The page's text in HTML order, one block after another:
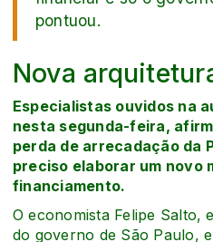
pontuou.
Nova
Especialistas ouvidos na
nesta segunda-feira,
perda de arrecadação da
preciso elaborar um novo
financiamento.
O economista Felipe Salto,
do governo de São Paulo,